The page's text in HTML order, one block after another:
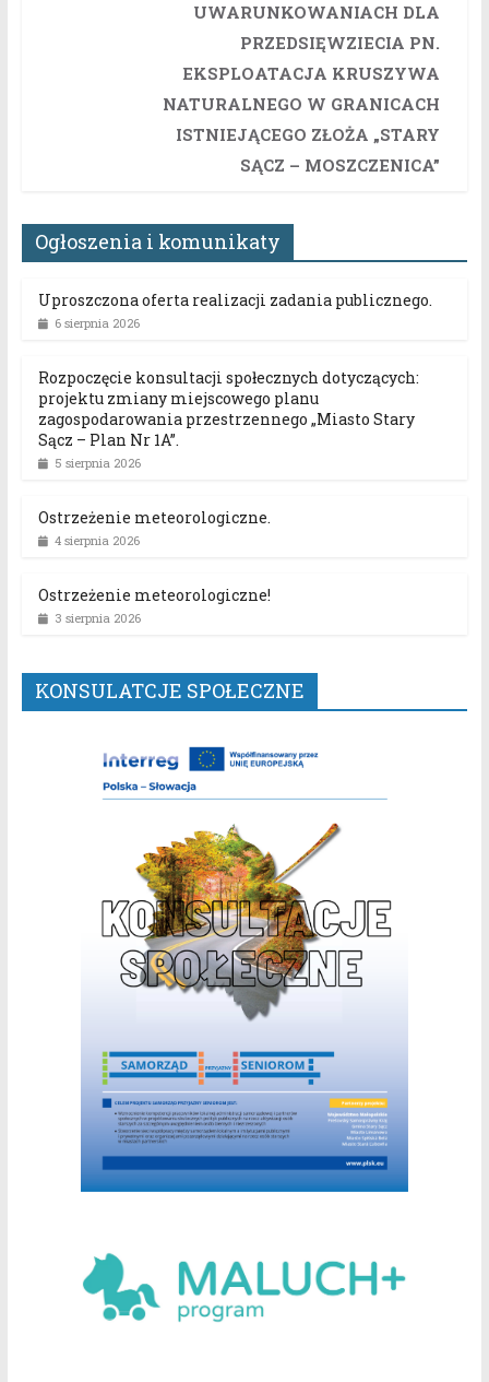
UWARUNKOWANIACH DLA
PRZEDSIĘWZIECIA PN.
EKSPLOATACJA KRUSZYWA
NATURALNEGO W GRANICACH
ISTNIEJĄCEGO ZŁOŻA „STARY
SĄCZ – MOSZCZENICA”
Ogłoszenia i komunikaty
Uproszczona oferta realizacji zadania publicznego.
6 sierpnia 2026
Rozpoczęcie konsultacji społecznych dotyczących:
projektu zmiany miejscowego planu
zagospodarowania przestrzennego „Miasto Stary
Sącz – Plan Nr 1A”.
5 sierpnia 2026
Ostrzeżenie meteorologiczne.
4 sierpnia 2026
Ostrzeżenie meteorologiczne!
3 sierpnia 2026
KONSULATCJE SPOŁECZNE